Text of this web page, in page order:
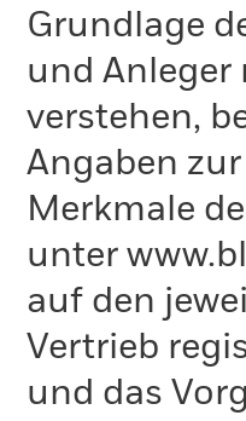
Grundlage
und Anleger
verstehen,
Angaben
Merkmale
unter
auf den
Vertrieb
und das